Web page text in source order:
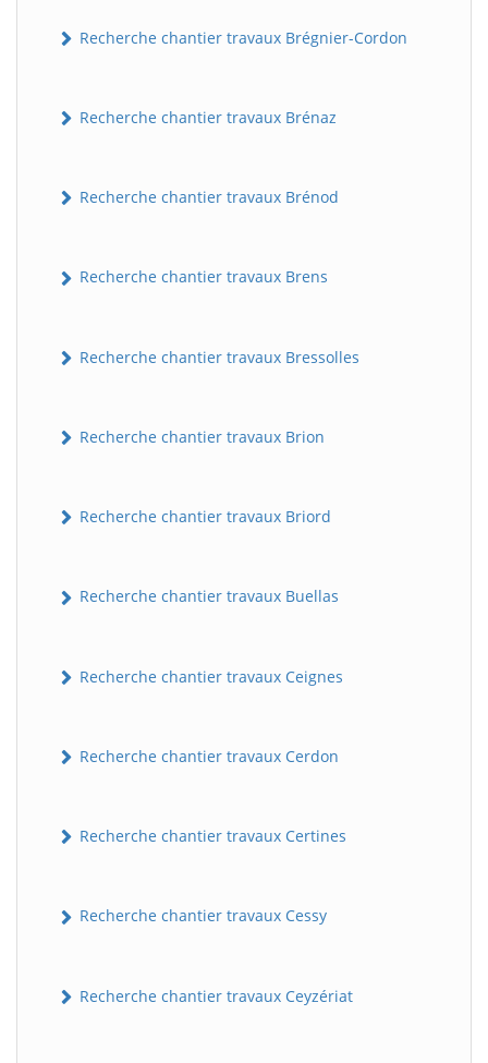
Recherche chantier travaux Brégnier-Cordon
Recherche chantier travaux Brénaz
Recherche chantier travaux Brénod
Recherche chantier travaux Brens
Recherche chantier travaux Bressolles
Recherche chantier travaux Brion
Recherche chantier travaux Briord
Recherche chantier travaux Buellas
Recherche chantier travaux Ceignes
Recherche chantier travaux Cerdon
Recherche chantier travaux Certines
Recherche chantier travaux Cessy
Recherche chantier travaux Ceyzériat